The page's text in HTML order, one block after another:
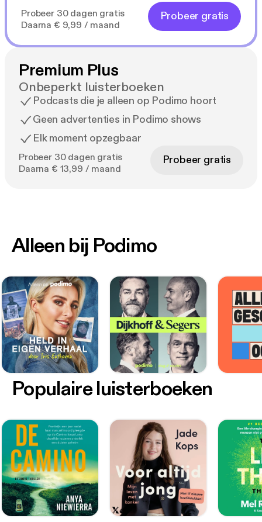
Probeer 30 dagen gratis
Daarna € 9,99 / maand
Probeer gratis
Premium Plus
Onbeperkt luisterboeken
Podcasts die je alleen op Podimo hoort
Geen advertenties in Podimo shows
Elk moment opzegbaar
Probeer 30 dagen gratis
Daarna € 13,99 / maand
Probeer gratis
Alleen bij Podimo
Populaire luisterboeken